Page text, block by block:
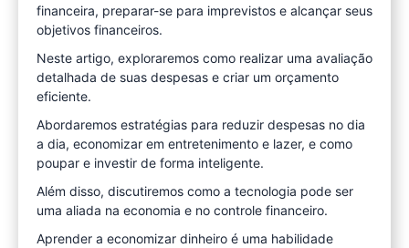
financeira, preparar-se para imprevistos e alcançar seus
objetivos financeiros.
Neste artigo, exploraremos como realizar uma avaliação
detalhada de suas despesas e criar um orçamento
eficiente.
Abordaremos estratégias para reduzir despesas no dia
a dia, economizar em entretenimento e lazer, e como
poupar e investir de forma inteligente.
Além disso, discutiremos como a tecnologia pode ser
uma aliada na economia e no controle financeiro.
Aprender a economizar dinheiro é uma habilidade